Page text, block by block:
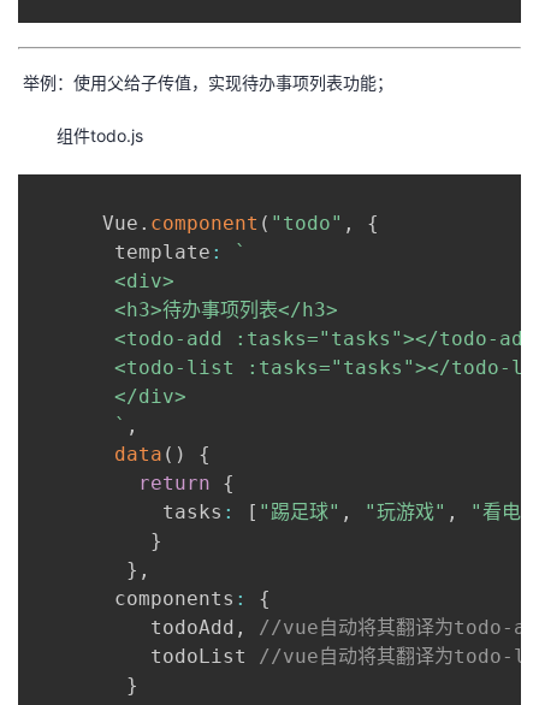
举例：使用父给子传值，实现待办事项列表功能；
组件todo.js
      Vue
. component ( "todo" ,
{
       template
:
`
       <div>
       <h3>待办事项列表</h3>
<todo-add :tasks="tasks"></todo-
<todo-list :tasks="tasks"></todo-
       </div>
` ,
data ( )
{
return
{
           tasks
: [ "踢足球" , "玩游戏" ,
"看电
}
} ,
       components
:
{
          todoAdd
,
//vue自动将其翻译为todo-
          todoList
//vue自动将其翻译为todo-
}